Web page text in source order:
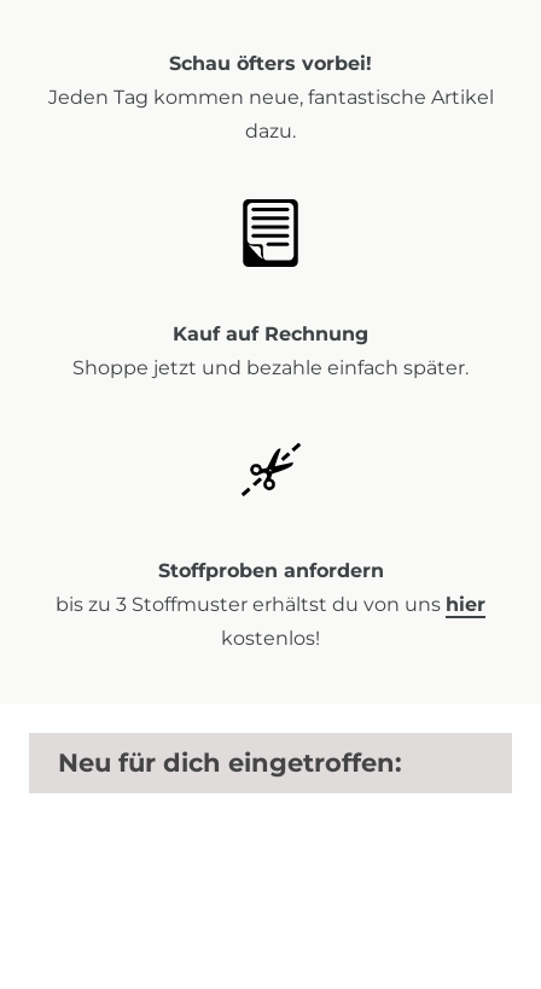
Schau öfters vorbei!
Jeden Tag kommen neue, fantastische Artikel
dazu.
Kauf auf Rechnung
Shoppe jetzt und bezahle einfach später.
Stoffproben anfordern
bis zu 3 Stoffmuster erhältst du von uns hier
kostenlos!
Neu für dich eingetroffen: